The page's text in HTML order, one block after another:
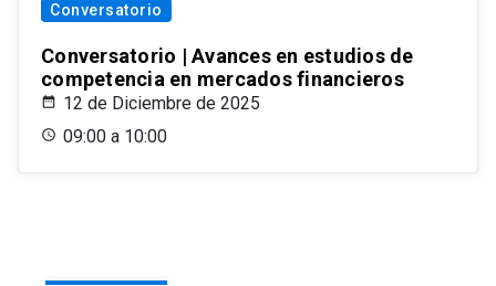
Conversatorio
Conversatorio | Avances en estudios de
competencia en mercados financieros
12 de Diciembre de 2025
09:00 a 10:00